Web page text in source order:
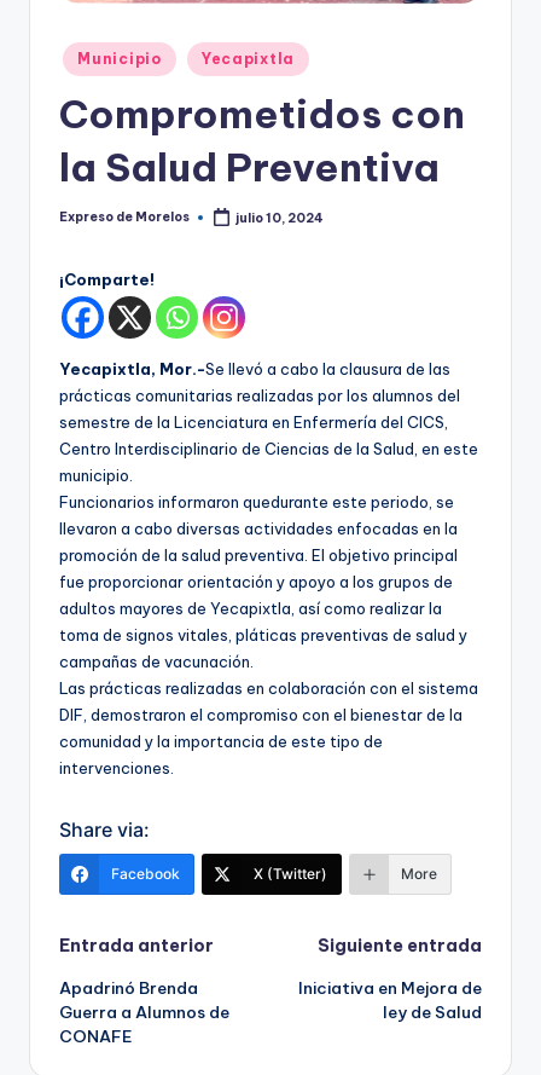
el
Publicado
en
Municipio Yecapixtla
Comprometidos con
la Salud Preventiva
Publicado
Expreso de Morelos julio 10, 2024
¡Comparte!
Yecapixtla, Mor.-Se llevó a cabo la clausura de las
prácticas comunitarias realizadas por los alumnos del
semestre de la Licenciatura en Enfermería del CICS,
Centro Interdisciplinario de Ciencias de la Salud, en este
municipio.
Funcionarios informaron quedurante este periodo, se
llevaron a cabo diversas actividades enfocadas en la
promoción de la salud preventiva. El objetivo principal
fue proporcionar orientación y apoyo a los grupos de
adultos mayores de Yecapixtla, así como realizar la
toma de signos vitales, pláticas preventivas de salud y
campañas de vacunación.
Las prácticas realizadas en colaboración con el sistema
DIF, demostraron el compromiso con el bienestar de la
comunidad y la importancia de este tipo de
intervenciones.
Share via:
Facebook X (Twitter) More
Navegación
de
entradas
Entrada anterior
Apadrinó Brenda
Guerra a Alumnos de
CONAFE
Siguiente entrada
Iniciativa en Mejora de
ley de Salud